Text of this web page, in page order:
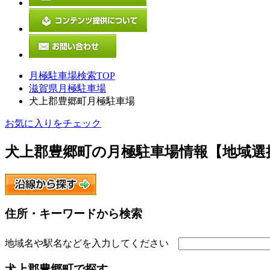
月極駐車場検索TOP
滋賀県月極駐車場
犬上郡豊郷町月極駐車場
お気に入りをチェック
犬上郡豊郷町の月極駐車場情報【地域選
住所・キーワードから検索
地域名や駅名などを入力してください